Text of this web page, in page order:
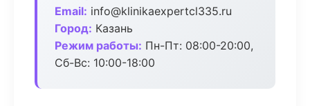
Email: info@klinikaexpertcl335.ru
Город: Казань
Режим работы: Пн-Пт: 08:00-20:00,
Сб-Вс: 10:00-18:00